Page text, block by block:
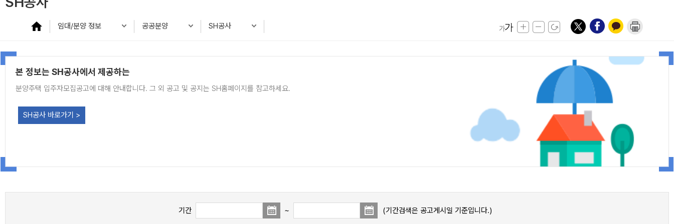
임대/분양 정보 공공분양 SH공사
본 정보는 SH공사에서 제공하는
분양주택 입주자모집공고에 대해 안내합니다. 그 외 공고 및 공지는 SH홈페이지를 참고하세요.
SH공사 바로가기 >
기간 ~ (기간검색은 공고게시일 기준입니다.)